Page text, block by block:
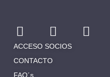
ACCESO SOCIOS
CONTACTO
FAQ´s